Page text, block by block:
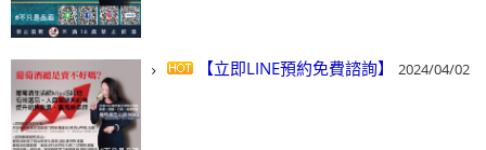
【立即LINE預約免費諮詢】 2024/04/02